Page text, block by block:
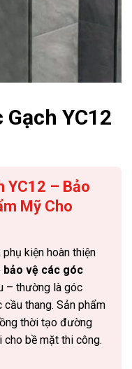
Gạch YC12
YC12 – Bảo
Mỹ Cho
phụ kiện hoàn thiện
bảo vệ các góc
– thường là góc
thang. Sản phẩm
thời tạo đường
bề mặt thi công.